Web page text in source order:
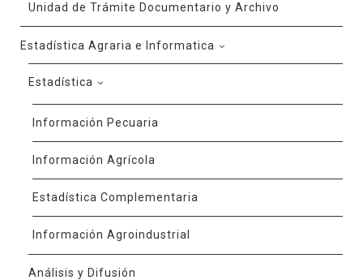
Unidad de Trámite Documentario y Archivo
Estadística Agraria e Informatica
Estadística
Información Pecuaria
Información Agrícola
Estadística Complementaria
Información Agroindustrial
Análisis y Difusión